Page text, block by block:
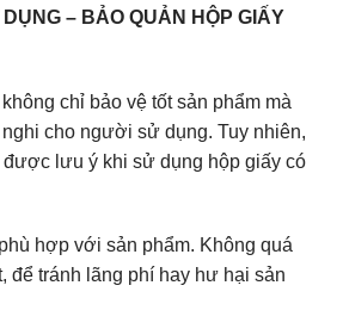
– BẢO QUẢN HỘP GIẤY
chỉ bảo vệ tốt sản phẩm mà
cho người sử dụng. Tuy nhiên,
được lưu ý khi sử dụng hộp giấy có
hợp với sản phẩm. Không quá
để tránh lãng phí hay hư hại sản